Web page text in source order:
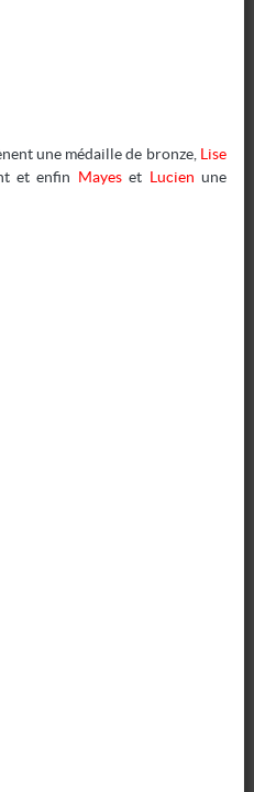
noire
à toi !
une médaille de bronze, Lise
et enfin Mayeset Lucienune